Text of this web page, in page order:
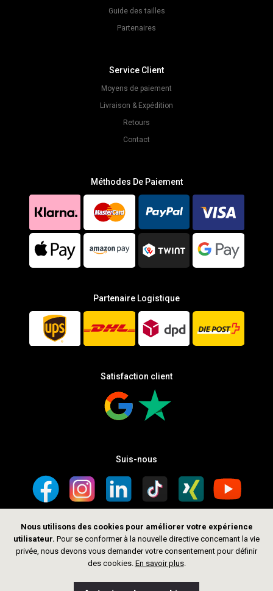
Nous utilisons des cookies pour améliorer votre expérience
utilisateur. Pour se conformer à la nouvelle directive concernant la vie
privée, nous devons vous demander votre consentement pour définir
des cookies. En savoir plus.
Guide des tailles
Partenaires
Service Client
Moyens de paiement
Livraison & Expédition
Retours
Contact
Méthodes De Paiement
Partenaire Logistique
Satisfaction client
Suis-nous
Droits d’auteur © 2026 thelittlegoldsmith.ch